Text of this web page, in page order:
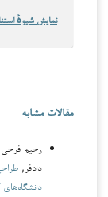
نمایش شیوهٔ
مقالات مشابه
رحیم فرجی
دادفر,